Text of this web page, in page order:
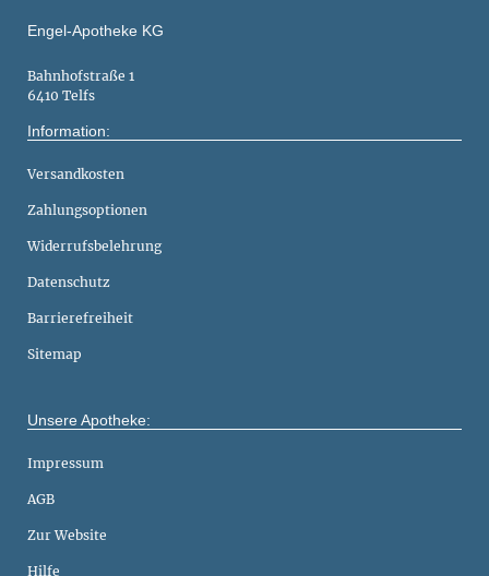
Engel-Apotheke KG
Bahnhofstraße 1
6410 Telfs
Information:
Versandkosten
Zahlungsoptionen
Widerrufsbelehrung
Datenschutz
Barrierefreiheit
Sitemap
Unsere Apotheke:
Impressum
AGB
Zur Website
Hilfe